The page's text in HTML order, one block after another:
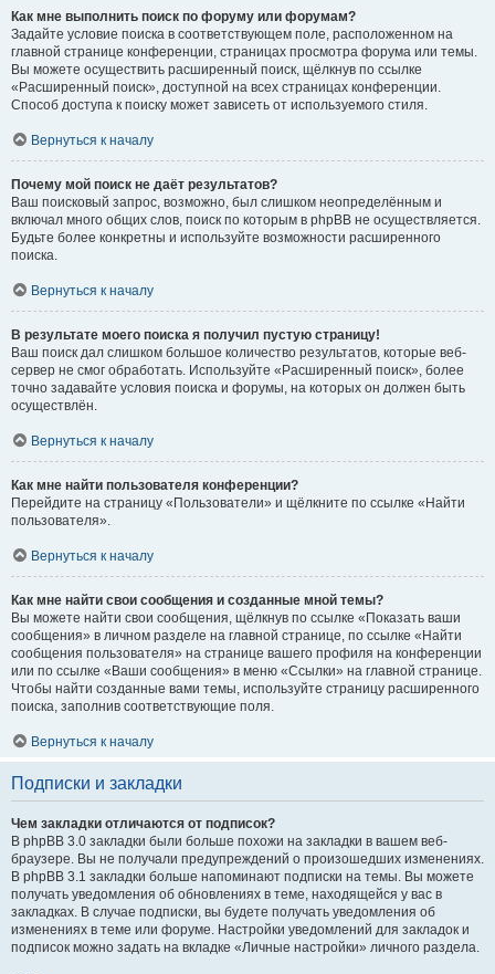
Как мне выполнить поиск по форуму или форумам?
Задайте условие поиска в соответствующем поле, расположенном на
главной странице конференции, страницах просмотра форума или темы.
Вы можете осуществить расширенный поиск, щёлкнув по ссылке
«Расширенный поиск», доступной на всех страницах конференции.
Способ доступа к поиску может зависеть от используемого стиля.
Вернуться к началу
Почему мой поиск не даёт результатов?
Ваш поисковый запрос, возможно, был слишком неопределённым и
включал много общих слов, поиск по которым в phpBB не осуществляется.
Будьте более конкретны и используйте возможности расширенного
поиска.
Вернуться к началу
В результате моего поиска я получил пустую страницу!
Ваш поиск дал слишком большое количество результатов, которые веб-
сервер не смог обработать. Используйте «Расширенный поиск», более
точно задавайте условия поиска и форумы, на которых он должен быть
осуществлён.
Вернуться к началу
Как мне найти пользователя конференции?
Перейдите на страницу «Пользователи» и щёлкните по ссылке «Найти
пользователя».
Вернуться к началу
Как мне найти свои сообщения и созданные мной темы?
Вы можете найти свои сообщения, щёлкнув по ссылке «Показать ваши
сообщения» в личном разделе на главной странице, по ссылке «Найти
сообщения пользователя» на странице вашего профиля на конференции
или по ссылке «Ваши сообщения» в меню «Ссылки» на главной странице.
Чтобы найти созданные вами темы, используйте страницу расширенного
поиска, заполнив соответствующие поля.
Вернуться к началу
Подписки и закладки
Чем закладки отличаются от подписок?
В phpBB 3.0 закладки были больше похожи на закладки в вашем веб-
браузере. Вы не получали предупреждений о произошедших изменениях.
В phpBB 3.1 закладки больше напоминают подписки на темы. Вы можете
получать уведомления об обновлениях в теме, находящейся у вас в
закладках. В случае подписки, вы будете получать уведомления об
изменениях в теме или форуме. Настройки уведомлений для закладок и
подписок можно задать на вкладке «Личные настройки» личного раздела.